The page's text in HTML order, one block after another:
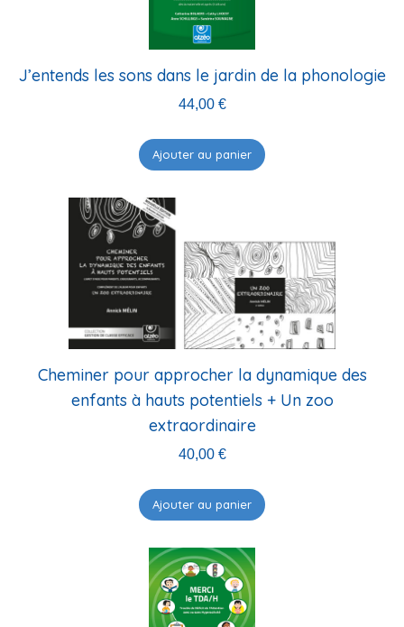
J’entends les sons dans le jardin de la phonologie
44,00 €
Ajouter au panier
Cheminer pour approcher la dynamique des
enfants à hauts potentiels + Un zoo
extraordinaire
40,00 €
Ajouter au panier